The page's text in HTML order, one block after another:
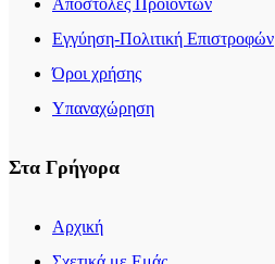
Αποστολές Προϊόντων
Εγγύηση-Πολιτική Επιστροφών
Όροι χρήσης
Υπαναχώρηση
Στα Γρήγορα
Αρχική